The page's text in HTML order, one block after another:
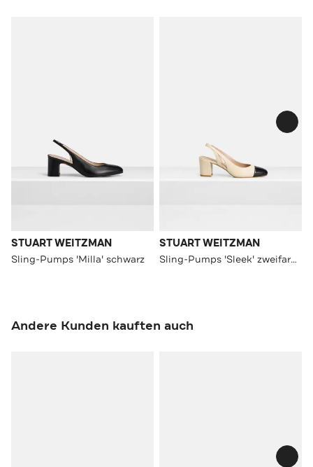
STUART WEITZMAN
Sling-Pumps 'Milla' schwarz
STUART WEITZMAN
Sling-Pumps 'Sleek' zweifarbig
Andere Kunden kauften auch